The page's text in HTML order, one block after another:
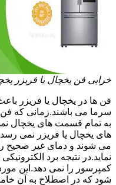
خرابی فن یخچال یا فریزر
فن ها در یخچال یا فریزر
سرما می باشند.زمانی که
به تمام قسمت های یخچال
های یخچال یا فریزر نمی
می شوند و دمای غیر صحیح
نماید.در نتیجه برد
کمپرسور را نمی دهد.این
شود که در اصطلاح به آن